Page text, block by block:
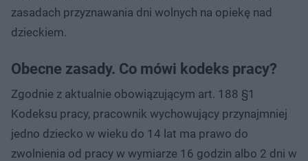
zasadach przyznawania dni wolnych na opiekę nad
dzieckiem.
Obecne zasady. Co mówi kodeks pracy?
Zgodnie z aktualnie obowiązującym art. 188 §1
Kodeksu pracy, pracownik wychowujący przynajmniej
jedno dziecko w wieku do 14 lat ma prawo do
zwolnienia od pracy w wymiarze 16 godzin albo 2 dni w